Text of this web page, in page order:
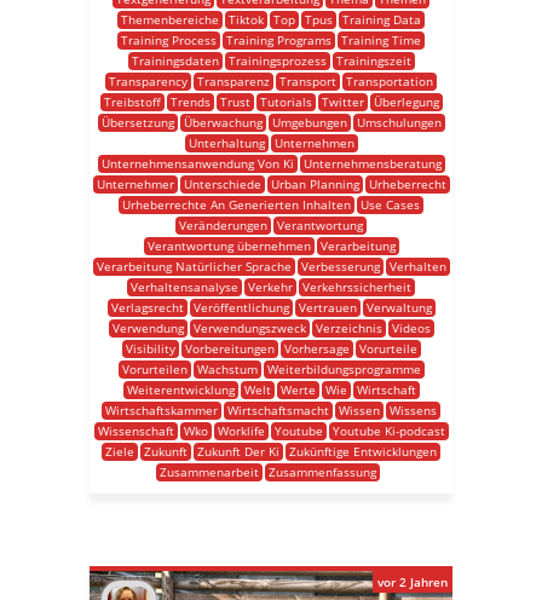
Themenbereiche
Tiktok Top Tpus Training Data
Training Process Training Programs Training Time
Trainingsdaten
Trainingsprozess
Trainingszeit
Transparency Transparenz Transport Transportation
Treibstoff
Trends Trust Tutorials Twitter
Überlegung
Übersetzung
Überwachung Umgebungen
Umschulungen
Unterhaltung
Unternehmen
Unternehmensanwendung Von Ki
Unternehmensberatung
Unternehmer
Unterschiede Urban Planning
Urheberrecht
Urheberrechte An Generierten Inhalten
Use Cases
Veränderungen Verantwortung
Verantwortung übernehmen
Verarbeitung
Verarbeitung Natürlicher Sprache
Verbesserung
Verhalten
Verhaltensanalyse
Verkehr Verkehrssicherheit
Verlagsrecht
Veröffentlichung Vertrauen
Verwaltung
Verwendung
Verwendungszweck Verzeichnis
Videos
Visibility
Vorbereitungen Vorhersage
Vorurteile
Vorurteilen
Wachstum
Weiterbildungsprogramme
Weiterentwicklung
Welt Werte Wie
Wirtschaft
Wirtschaftskammer Wirtschaftsmacht Wissen Wissens
Wissenschaft
Wko Worklife Youtube
Youtube Ki-podcast
Ziele
Zukunft Zukunft Der Ki
Zukünftige Entwicklungen
Zusammenarbeit Zusammenfassung
vor 2 Jahren